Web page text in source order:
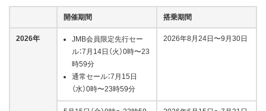
開催期間 搭乗期間
2026年
JMB会員限定先行セー
ル：7月14日（火）0時〜23
時59分
通常セール：7月15日
（水）0時〜23時59分
2026年8月24日〜9月30日